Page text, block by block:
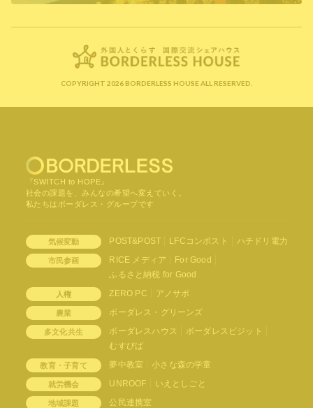
COPYRIGHT 2026 BORDERLESS HOUSE ALL RESERVED.
『SWITCH to HOPE』
社会の課題を、みんなの希望へ変えていく。
私たちはボーダレス・グループです
気候変動 POST&POST LFCコンポスト ハチドリ電力
市民参画 RICE メディア
For Good
ふるさと納税 for Good
人権 ZERO PC アノサポ
農業 ボーダレス・グリーンズ
多文化共生 ボーダレスハウス
ボーダレスビジット
むすびば
教育・子育て 夢中教室 小さな森の学童
就労機会 UNROOF いえとしごと
地域課題 公民連携室